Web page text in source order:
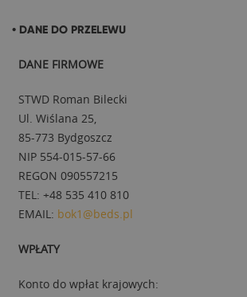
• DANE DO PRZELEWU
DANE FIRMOWE
STWD Roman Bilecki
Ul. Wiślana 25,
85-773 Bydgoszcz
NIP 554-015-57-66
REGON 090557215
TEL: +48 535 410 810
EMAIL: bok1@beds.pl
WPŁATY
Konto do wpłat krajowych: